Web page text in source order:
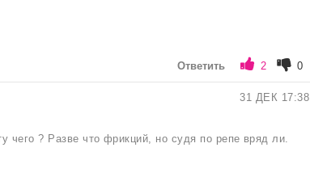
Ответить 2 0
31 ДЕК 17:38
чего ? Разве что фрикций, но судя по репе вряд ли.